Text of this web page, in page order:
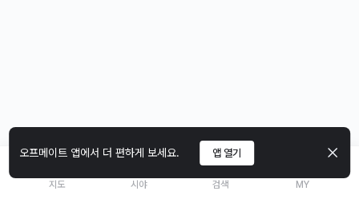
오프메이트 앱에서 더 편하게 보세요. 앱 열기
지도 시야 검색 MY